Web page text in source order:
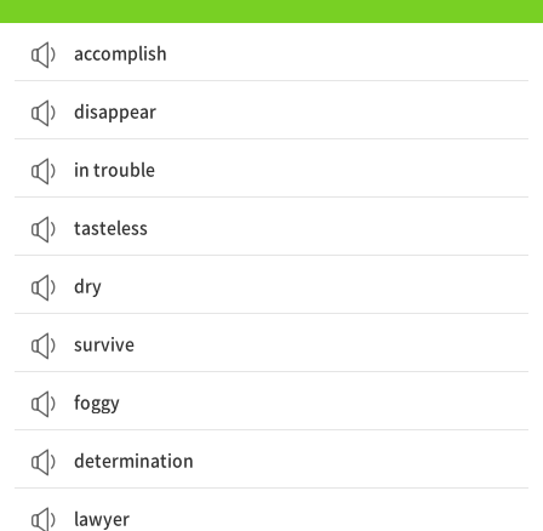
accomplish
disappear
in trouble
tasteless
dry
survive
foggy
determination
lawyer